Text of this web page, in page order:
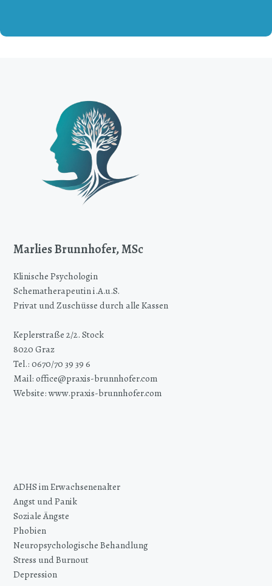
Marlies Brunnhofer, MSc
Klinische Psychologin
Schematherapeutin i.A.u.S.
Privat und Zuschüsse durch alle Kassen
Keplerstraße 2/2. Stock
8020 Graz
Tel.: 0670/70 39 39 6
Mail: office@praxis-brunnhofer.com
Website: www.praxis-brunnhofer.com
ADHS im Erwachsenenalter
Angst und Panik
Soziale Ängste
Phobien
Neuropsychologische Behandlung
Stress und Burnout
Depression